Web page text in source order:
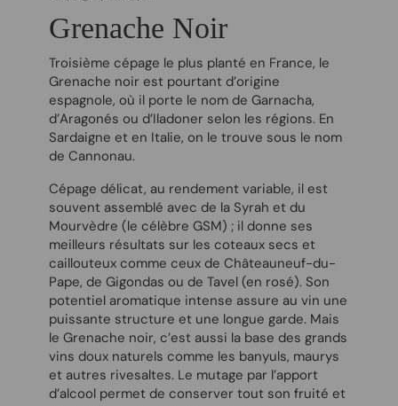
Grenache Noir
Troisième cépage le plus planté en France, le
Grenache noir est pourtant d’origine
espagnole, où il porte le nom de Garnacha,
d’Aragonés ou d’Iladoner selon les régions. En
Sardaigne et en Italie, on le trouve sous le nom
de Cannonau.
Cépage délicat, au rendement variable, il est
souvent assemblé avec de la Syrah et du
Mourvèdre (le célèbre GSM) ; il donne ses
meilleurs résultats sur les coteaux secs et
caillouteux comme ceux de Châteauneuf-du-
Pape, de Gigondas ou de Tavel (en rosé). Son
potentiel aromatique intense assure au vin une
puissante structure et une longue garde. Mais
le Grenache noir, c’est aussi la base des grands
vins doux naturels comme les banyuls, maurys
et autres rivesaltes. Le mutage par l’apport
d’alcool permet de conserver tout son fruité et